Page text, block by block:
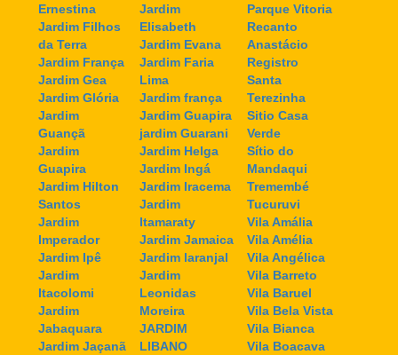
Ernestina
Jardim Filhos
da Terra
Jardim França
Jardim Gea
Jardim Glória
Jardim
Guançã
Jardim
Guapira
Jardim Hilton
Santos
Jardim
Imperador
Jardim Ipê
Jardim
Itacolomi
Jardim
Jabaquara
Jardim Jaçanã
Jardim
Elisabeth
Jardim Evana
Jardim Faria
Lima
Jardim frança
Jardim Guapira
jardim Guarani
Jardim Helga
Jardim Ingá
Jardim Iracema
Jardim
Itamaraty
Jardim Jamaica
Jardim laranjal
Jardim
Leonidas
Moreira
JARDIM
LIBANO
Parque Vitoria
Recanto
Anastácio
Registro
Santa
Terezinha
Sitio Casa
Verde
Sítio do
Mandaqui
Tremembé
Tucuruvi
Vila Amália
Vila Amélia
Vila Angélica
Vila Barreto
Vila Baruel
Vila Bela Vista
Vila Bianca
Vila Boacava